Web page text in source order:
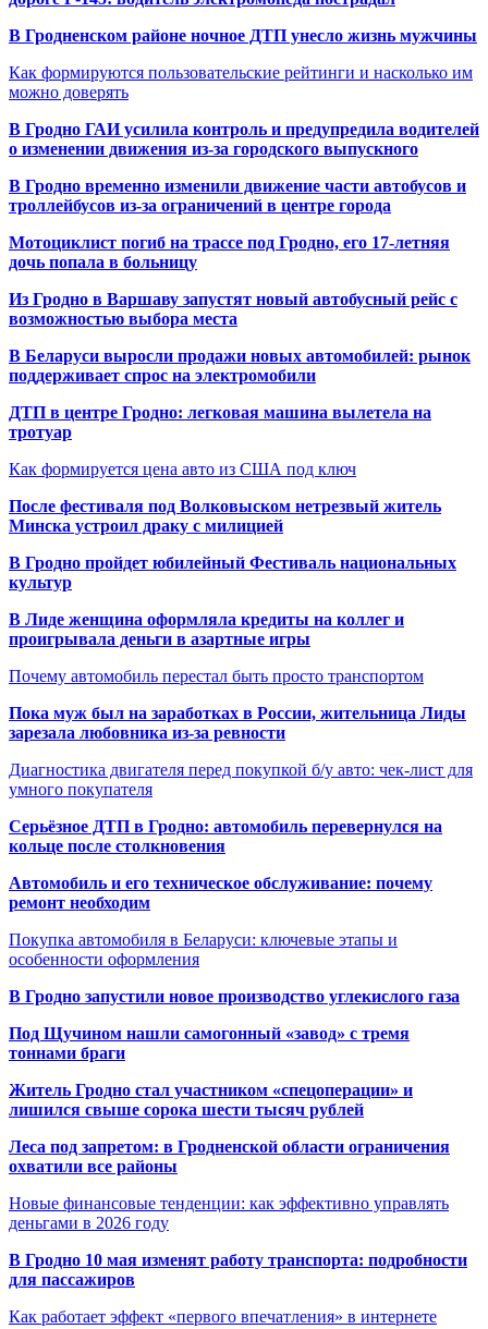
В Гродненском районе ночное ДТП унесло жизнь мужчины
Как формируются пользовательские рейтинги и насколько им
можно доверять
В Гродно ГАИ усилила контроль и предупредила водителей
о изменении движения из-за городского выпускного
В Гродно временно изменили движение части автобусов и
троллейбусов из-за ограничений в центре города
Мотоциклист погиб на трассе под Гродно, его 17-летняя
дочь попала в больницу
Из Гродно в Варшаву запустят новый автобусный рейс с
возможностью выбора места
В Беларуси выросли продажи новых автомобилей: рынок
поддерживает спрос на электромобили
ДТП в центре Гродно: легковая машина вылетела на
тротуар
Как формируется цена авто из США под ключ
После фестиваля под Волковыском нетрезвый житель
Минска устроил драку с милицией
В Гродно пройдет юбилейный Фестиваль национальных
культур
В Лиде женщина оформляла кредиты на коллег и
проигрывала деньги в азартные игры
Почему автомобиль перестал быть просто транспортом
Пока муж был на заработках в России, жительница Лиды
зарезала любовника из-за ревности
Диагностика двигателя перед покупкой б/у авто: чек-лист для
умного покупателя
Серьёзное ДТП в Гродно: автомобиль перевернулся на
кольце после столкновения
Автомобиль и его техническое обслуживание: почему
ремонт необходим
Покупка автомобиля в Беларуси: ключевые этапы и
особенности оформления
В Гродно запустили новое производство углекислого газа
Под Щучином нашли самогонный «завод» с тремя
тоннами браги
Житель Гродно стал участником «спецоперации» и
лишился свыше сорока шести тысяч рублей
Леса под запретом: в Гродненской области ограничения
охватили все районы
Новые финансовые тенденции: как эффективно управлять
деньгами в 2026 году
В Гродно 10 мая изменят работу транспорта: подробности
для пассажиров
Как работает эффект «первого впечатления» в интернете